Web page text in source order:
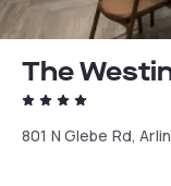
The
801 N Glebe Rd,